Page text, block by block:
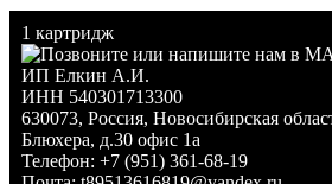
1 картридж
ИП Елкин А.И.
ИНН 540301713300
630073, Россия, Новосибирская
Блюхера, д.30 офис 1а
Телефон: +7 (951) 361-68-19